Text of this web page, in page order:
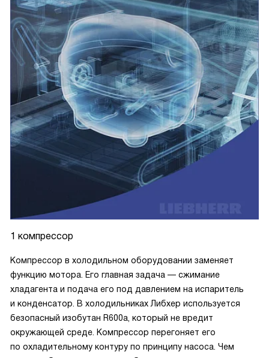
1 компрессор
Компрессор в холодильном оборудовании заменяет
функцию мотора. Его главная задача — сжимание
хладагента и подача его под давлением на испаритель
и конденсатор. В холодильниках Либхер используется
безопасный изобутан R600a, который не вредит
окружающей среде. Компрессор перегоняет его
по охладительному контуру по принципу насоса. Чем